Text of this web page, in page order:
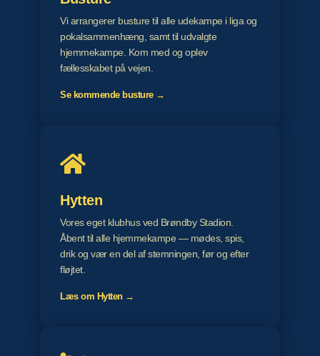
Vi arrangerer busture til alle udekampe i liga og
pokalsammenhæng, samt til udvalgte
hjemmekampe. Kom med og oplev
fællesskabet på vejen.
Se kommende busture →
Hytten
Vores eget klubhus ved Brøndby Stadion.
Åbent til alle hjemmekampe — mødes, spis,
drik og vær en del af stemningen, før og efter
fløjtet.
Læs om Hytten →